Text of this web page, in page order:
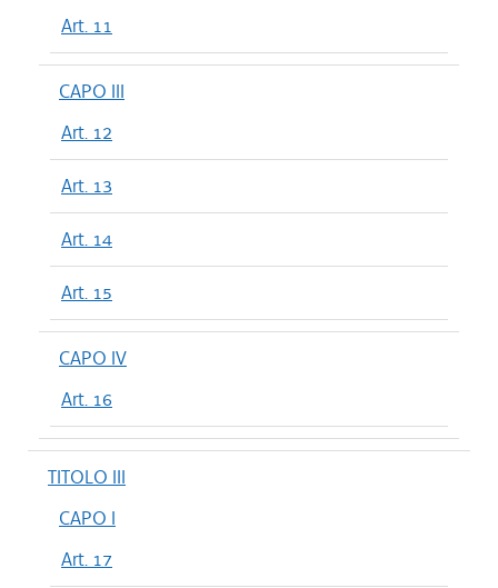
Art. 11
CAPO III
Art. 12
Art. 13
Art. 14
Art. 15
CAPO IV
Art. 16
TITOLO III
CAPO I
Art. 17